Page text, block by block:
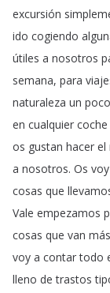
excursión
ido cogiendo
útiles a nosotros
semana, para
naturaleza un poco
en cualquier coche
os gustan hacer el
a nosotros. Os voy
cosas que
Vale empezamos
cosas que van más
voy a contar todo
lleno de trastos